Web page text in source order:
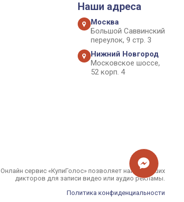
Наши адреса
Москва
Большой Саввинский
переулок, 9 стр. 3
Нижний Новгород
Московское шоссе,
52 корп. 4
Онлайн сервис «КупиГолос» позволяет найти лучших
дикторов для записи видео или аудио рекламы.
Политика конфиденциальности